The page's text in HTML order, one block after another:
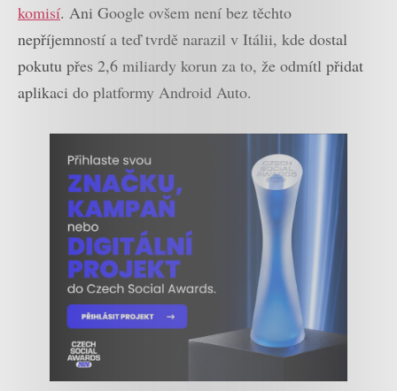
komisí. Ani Google ovšem není bez těchto
nepříjemností a teď tvrdě narazil v Itálii, kde dostal
pokutu přes 2,6 miliardy korun za to, že odmítl přidat
aplikaci do platformy Android Auto.